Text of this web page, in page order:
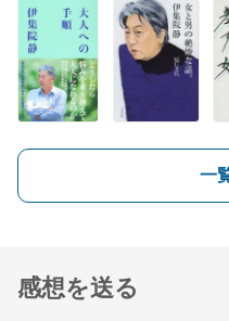
一
感想を送る